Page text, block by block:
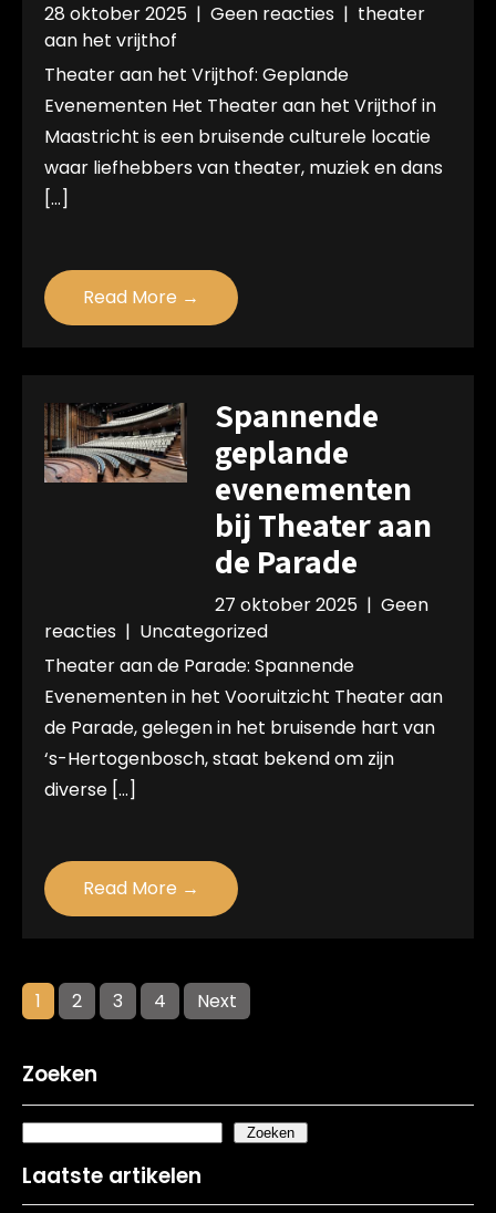
28 oktober 2025 | Geen reacties | theater
aan het vrijthof
Theater aan het Vrijthof: Geplande
Evenementen Het Theater aan het Vrijthof in
Maastricht is een bruisende culturele locatie
waar liefhebbers van theater, muziek en dans
[…]
Read More →
Spannende
geplande
evenementen
bij Theater aan
de Parade
27 oktober 2025 | Geen
reacties | Uncategorized
Theater aan de Parade: Spannende
Evenementen in het Vooruitzicht Theater aan
de Parade, gelegen in het bruisende hart van
‘s-Hertogenbosch, staat bekend om zijn
diverse […]
Read More →
Posts
navigation
1 2 3 4 Next
Zoeken
Zoeken
Laatste artikelen